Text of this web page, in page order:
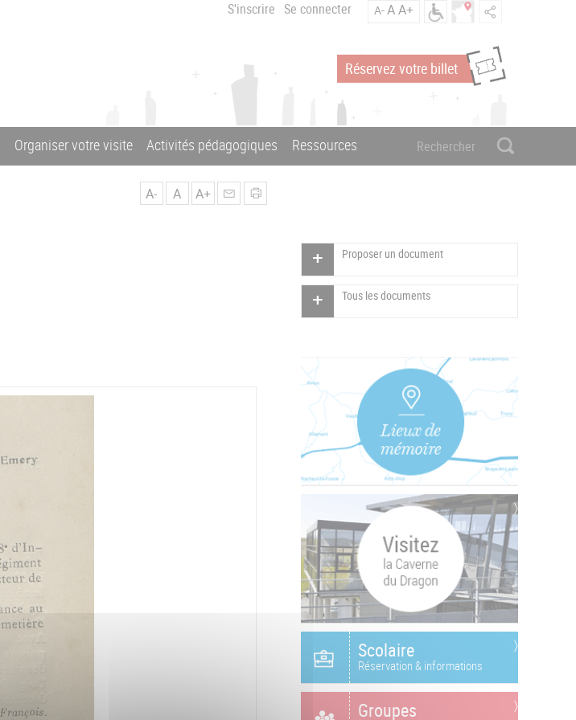
S'inscrire Se connecter A-AA+
Réservez votre billet
Organiser votre visite Activités pédagogiques Ressources
A- A A+
Proposer un document
Tous les documents
Scolaire
Réservation & informations
Groupes